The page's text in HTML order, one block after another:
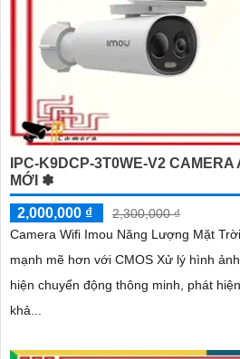
IPC-K9DCP-3T0WE-V2
MỚI ✽
2,000,000 ₫
2,300,000 ₫
Camera Wifi Imou Năng Lượng Mặt
mạnh mẽ hơn với CMOS Xử lý hình
hiện chuyển động thông minh, phát
khả...